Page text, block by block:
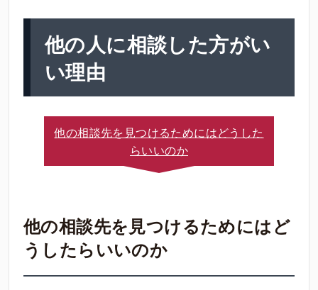
他の人に相談した方がい
い理由
他の相談先を見つけるためにはどうした
らいいのか
他の相談先を見つけるためにはど
うしたらいいのか